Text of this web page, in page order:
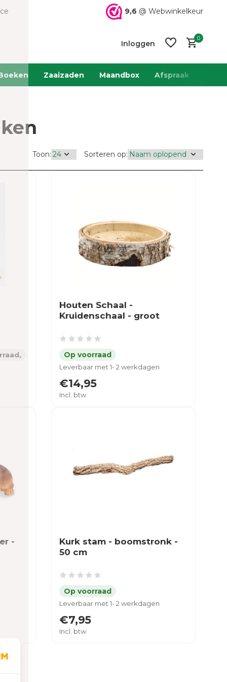
9,6 @ Webwinkelkeur
Inloggen
0
Zaaizaden Maandbox Afspraak
Toon: Sorteren op:
Houten Schaal -
Kruidenschaal - groot
Leverbaar met 1- 2 werkdagen
€14,95
Incl. btw
-
Kurk stam - boomstronk -
50 cm
Leverbaar met 1- 2 werkdagen
€7,95
Incl. btw